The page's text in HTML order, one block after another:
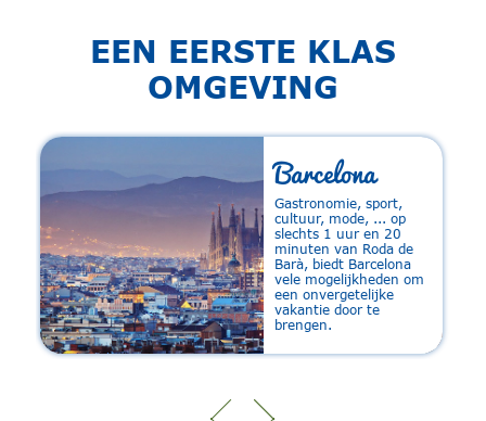
EEN EERSTE KLAS
OMGEVING
Barcelona
Gastronomie, sport,
cultuur, mode, ... op
slechts 1 uur en 20
minuten van Roda de
Barà, biedt Barcelona
vele mogelijkheden om
een ​​onvergetelijke
vakantie door te
brengen.